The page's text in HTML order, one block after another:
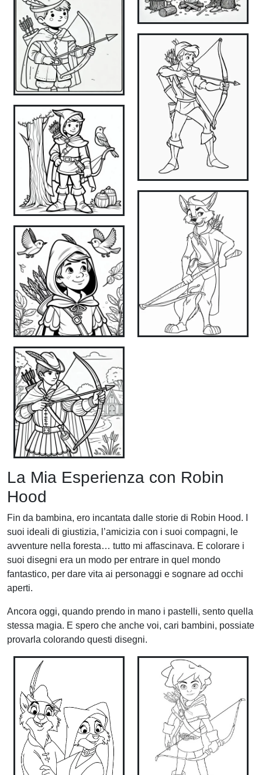
La Mia Esperienza con Robin
Hood
Fin da bambina, ero incantata dalle storie di Robin Hood. I
suoi ideali di giustizia, l’amicizia con i suoi compagni, le
avventure nella foresta… tutto mi affascinava. E colorare i
suoi disegni era un modo per entrare in quel mondo
fantastico, per dare vita ai personaggi e sognare ad occhi
aperti.
Ancora oggi, quando prendo in mano i pastelli, sento quella
stessa magia. E spero che anche voi, cari bambini, possiate
provarla colorando questi disegni.